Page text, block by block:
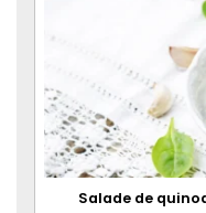
Salade de